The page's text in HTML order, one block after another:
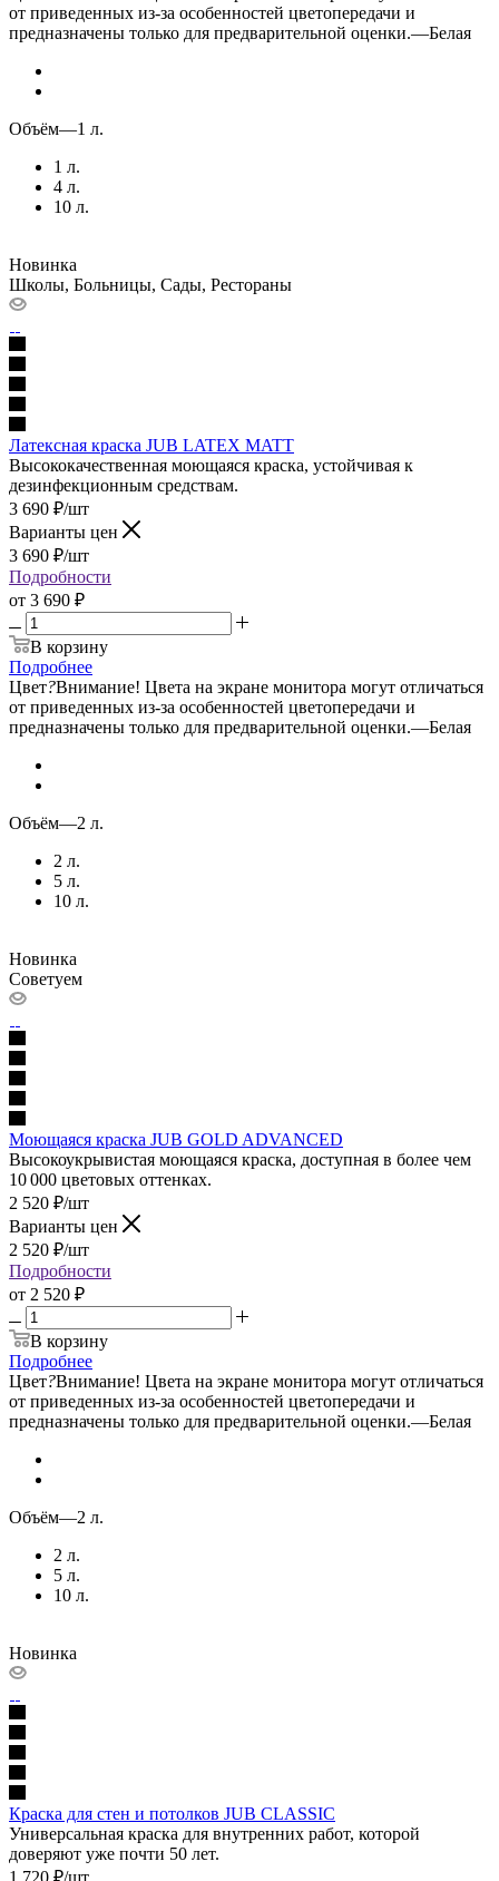
от приведенных из-за особенностей цветопередачи и
предназначены только для предварительной оценки.—Белая
Объём—1 л.
1 л.
4 л.
10 л.
Новинка
Школы, Больницы, Сады, Рестораны
Латексная краска JUB LATEX MATT
Высококачественная моющаяся краска, устойчивая к
дезинфекционным средствам.
3 690 ₽/шт
Варианты цен
3 690 ₽/шт
Подробности
от 3 690 ₽
В корзину
Подробнее
Цвет?Внимание! Цвета на экране монитора могут отличаться
от приведенных из-за особенностей цветопередачи и
предназначены только для предварительной оценки.—Белая
Объём—2 л.
2 л.
5 л.
10 л.
Новинка
Советуем
Моющаяся краска JUB GOLD ADVANCED
Высокоукрывистая моющаяся краска, доступная в более чем
10 000 цветовых оттенках.
2 520 ₽/шт
Варианты цен
2 520 ₽/шт
Подробности
от 2 520 ₽
В корзину
Подробнее
Цвет?Внимание! Цвета на экране монитора могут отличаться
от приведенных из-за особенностей цветопередачи и
предназначены только для предварительной оценки.—Белая
Объём—2 л.
2 л.
5 л.
10 л.
Новинка
Краска для стен и потолков JUB CLASSIC
Универсальная краска для внутренних работ, которой
доверяют уже почти 50 лет.
1 720 ₽/шт